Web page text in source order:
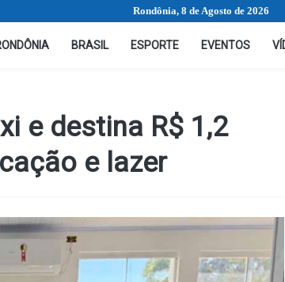
Rondônia, 8 de Agosto de 2026
BRASIL ESPORTE EVENTOS
e destina R$ 1,2
e lazer